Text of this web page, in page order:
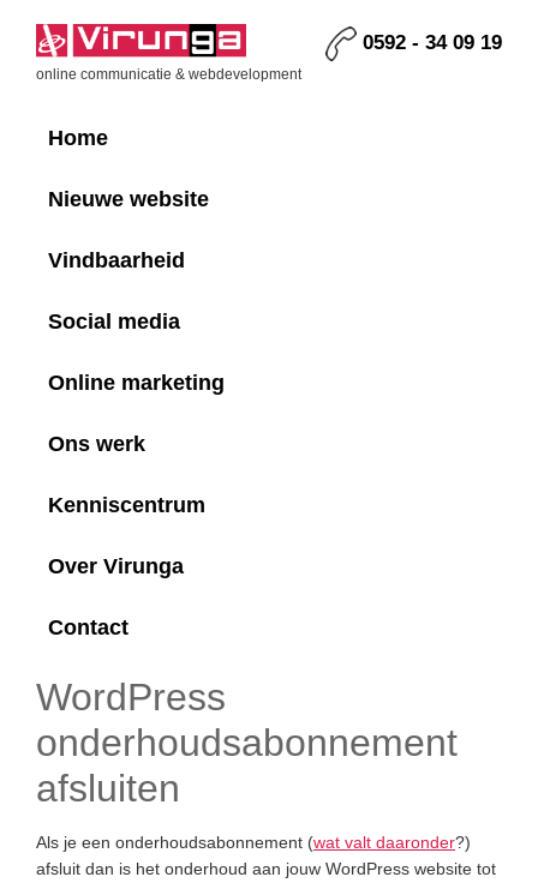
primary
primaryVirunga
online communicatie & webdevelopment
0592 - 34 09 19
Home
Nieuwe website
Vindbaarheid
Social media
Online marketing
Ons werk
Kenniscentrum
Over Virunga
Contact
WordPress
onderhoudsabonnement
afsluiten
Als je een onderhoudsabonnement (wat valt daaronder?)
afsluit dan is het onderhoud aan jouw WordPress website tot